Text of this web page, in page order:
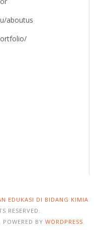
aboutus
EDUKASI DI BIDANG KIMIA
RESERVED.
. POWERED BY WORDPRESS.